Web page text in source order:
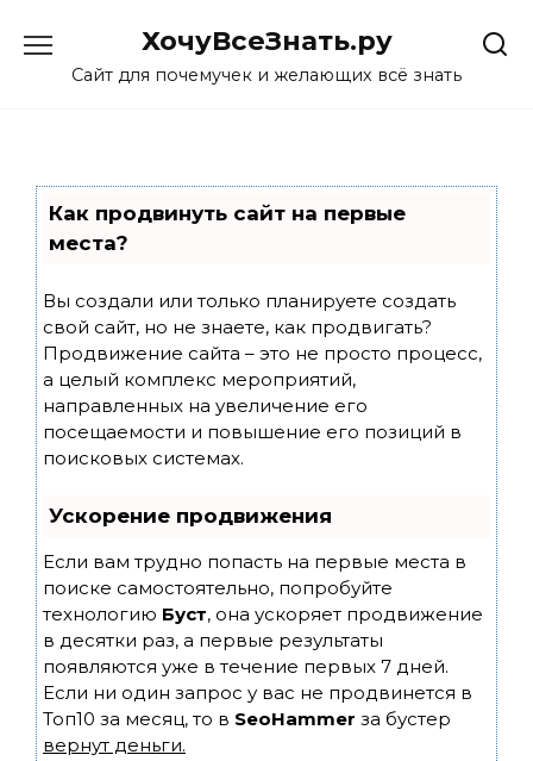
content
ХочуВсеЗнать.ру
Сайт для почемучек и желающих всё знать
Как продвинуть сайт на первые
места?
Вы создали или только планируете создать
свой сайт, но не знаете, как продвигать?
Продвижение сайта – это не просто процесс,
а целый комплекс мероприятий,
направленных на увеличение его
посещаемости и повышение его позиций в
поисковых системах.
Ускорение продвижения
Если вам трудно попасть на первые места в
поиске самостоятельно, попробуйте
технологию Буст, она ускоряет продвижение
в десятки раз, а первые результаты
появляются уже в течение первых 7 дней.
Если ни один запрос у вас не продвинется в
Топ10 за месяц, то в SeoHammer за бустер
вернут деньги.